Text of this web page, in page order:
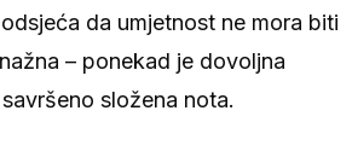
da umjetnost ne mora biti
– ponekad je dovoljna
složena nota.